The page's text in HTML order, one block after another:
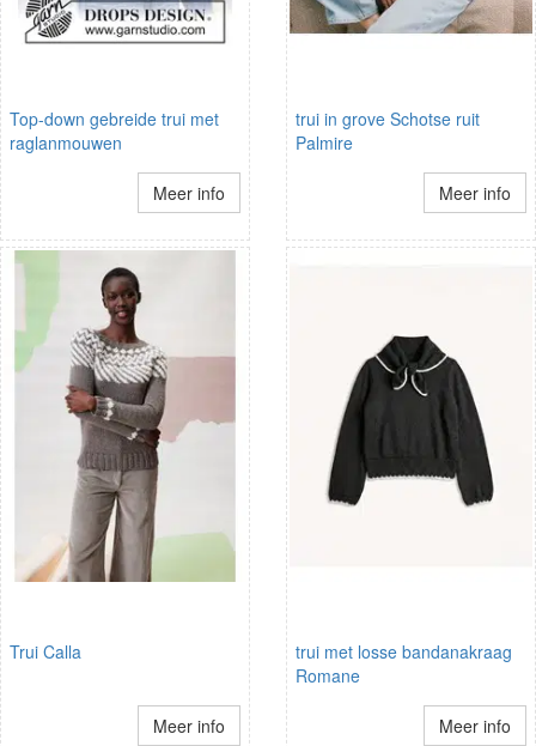
Top-down gebreide trui met
raglanmouwen
Meer info
trui in grove Schotse ruit
Palmire
Meer info
Trui Calla
Meer info
trui met losse bandanakraag
Romane
Meer info